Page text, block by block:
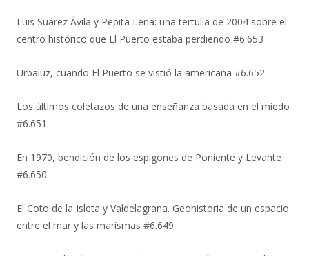
Luis Suárez Ávila y Pepita Lena: una tertulia de 2004 sobre el
centro histórico que El Puerto estaba perdiendo #6.653
Urbaluz, cuando El Puerto se vistió la americana #6.652
Los últimos coletazos de una enseñanza basada en el miedo
#6.651
En 1970, bendición de los espigones de Poniente y Levante
#6.650
El Coto de la Isleta y Valdelagrana. Geohistoria de un espacio
entre el mar y las marismas #6.649